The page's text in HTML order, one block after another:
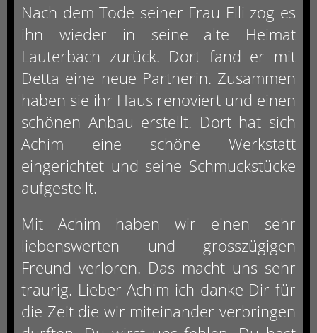
Nach dem Tode seiner Frau Elli zog es
ihn wieder in seine alte Heimat
Lauterbach zurück. Dort fand er mit
Detta eine neue Partnerin. Zusammen
haben sie ihr Haus renoviert und einen
schönen Anbau erstellt. Dort hat sich
Achim eine schöne Werkstatt
eingerichtet und seine Schmuckstücke
aufgestellt.
Mit Achim haben wir einen sehr
liebenswerten und grosszügigen
Freund verloren. Das macht uns sehr
traurig. Lieber Achim ich danke Dir für
die Zeit die wir miteinander verbringen